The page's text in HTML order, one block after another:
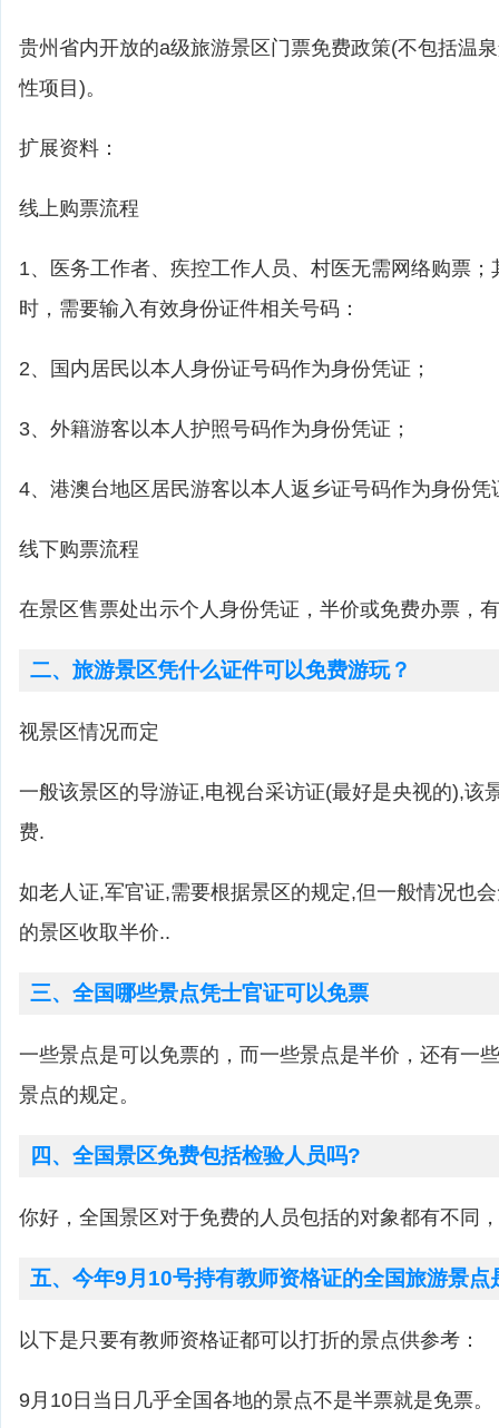
贵州省内开放的a级旅游景区门票免费政策(不包括温
性项目)。
扩展资料：
线上购票流程
1、医务工作者、疾控工作人员、村医无需网络购票
时，需要输入有效身份证件相关号码：
2、国内居民以本人身份证号码作为身份凭证；
3、外籍游客以本人护照号码作为身份凭证；
4、港澳台地区居民游客以本人返乡证号码作为身份凭
线下购票流程
在景区售票处出示个人身份凭证，半价或免费办票，
二、旅游景区凭什么证件可以免费游玩？
视景区情况而定
一般该景区的导游证,电视台采访证(最好是央视的),该
费.
如老人证,军官证,需要根据景区的规定,但一般情况也
的景区收取半价..
三、全国哪些景点凭士官证可以免票
一些景点是可以免票的，而一些景点是半价，还有一
景点的规定。
四、全国景区免费包括检验人员吗?
你好，全国景区对于免费的人员包括的对象都有不同
五、今年9月10号持有教师资格证的全国旅游景点
以下是只要有教师资格证都可以打折的景点供参考：
9月10日当日几乎全国各地的景点不是半票就是免票。